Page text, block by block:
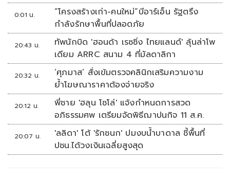
0:01 น.
“โครงสร้างเก่า-คนใหม่”บีอาร์เอ็น รัฐตรึง
กำลังรักษาพื้นที่ปลอดภัย
20:43 น.
ทัพนักบิด 'ฮอนด้า เรซซิ่ง ไทยแลนด์' ลุ้นล่าโพ
เดียม ARRC สนาม 4 ที่มัลดาลิกา
20:32 น.
‘ศุภมาส’ สั่งเข้มตรวจคลินิกเสริมความงาม
ย้ำโฆษณาราคาต้องจ่ายจริง
20:12 น.
พี่ชาย 'ฮลุน โซโล่' แจ้งกำหนดการสวด
อภิธรรมศพ เตรียมจัดพิธีฌาปนกิจ 11 ส.ค.
20:07 น.
'ลลิดา' โต้ 'รักชนก' ปมงบน้ำบาดาล ชี้พื้นที่
ปชน.ได้วงเงินเฉลี่ยสูงสุด